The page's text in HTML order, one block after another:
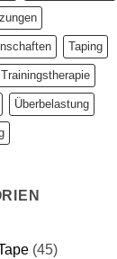
Taping
Trainingstherapie
Überbelastung
(45)